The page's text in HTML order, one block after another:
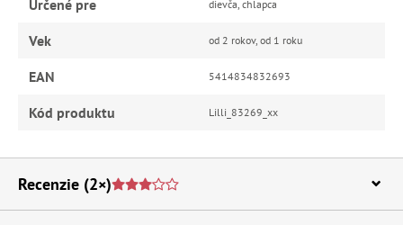
Určené pre dievča, chlapca
Vek od 2 rokov, od 1 roku
EAN 5414834832693
Kód produktu Lilli_83269_xx
Recenzie (2×)